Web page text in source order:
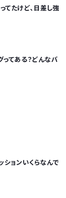
てたけど、日差し強
てある？どんなバ
ションいくらなんで